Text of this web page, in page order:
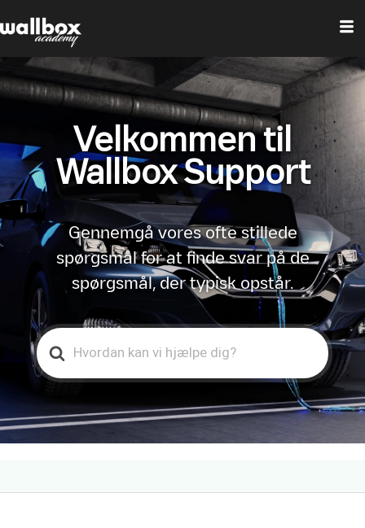
Velkommen til
Wallbox Support
Gennemgå vores ofte stillede
spørgsmål for at finde svar på de
spørgsmål, der typisk opstår.
Search
For